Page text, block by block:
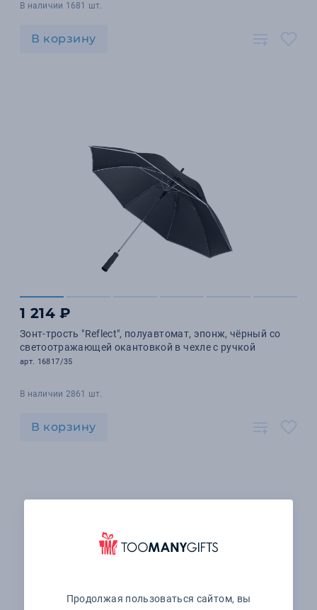
В наличии 1681 шт.
В корзину
1 214 ₽
Зонт-трость "Reflect", полуавтомат, эпонж, чёрный со
светоотражающей окантовкой в чехле с ручкой
арт. 16817/35
В наличии 2861 шт.
В корзину
Продолжая пользоваться сайтом, вы